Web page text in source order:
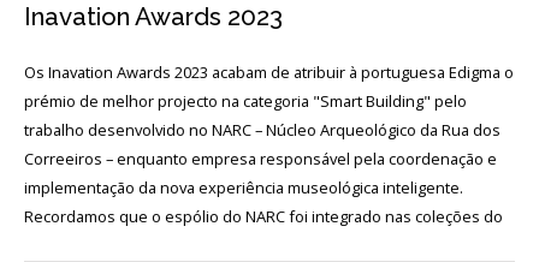
Login
O
Inavation Awards 2023
Os Inavation Awards 2023 acabam de atribuir à portuguesa Edigma o
prémio de melhor projecto na categoria "Smart Building" pelo
trabalho desenvolvido no NARC – Núcleo Arqueológico da Rua dos
Correeiros – enquanto empresa responsável pela coordenação e
implementação da nova experiência museológica inteligente.
Recordamos que o espólio do NARC foi integrado nas coleções do